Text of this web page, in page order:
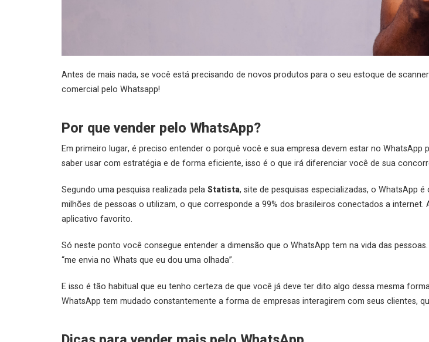
Antes de mais nada, se você está precisando de novos produtos para o seu estoque de
comercial pelo Whatsapp!
Por que vender pelo WhatsApp?
Em primeiro lugar, é preciso entender o porquê você e sua empresa devem estar no
saber usar com estratégia e de forma eficiente, isso é o que irá diferenciar você de sua
Segundo uma pesquisa realizada pelaStatista, site de pesquisas especializadas, o WhatsApp
milhões de pessoas o utilizam, o que corresponde a 99% dos brasileiros conectados a
aplicativo favorito.
Só neste ponto você consegue entender a dimensão que o WhatsApp tem na vida das
“me envia no Whats que eu dou uma olhada”.
E isso é tão habitual que eu tenho certeza de que você já deve ter dito algo dessa mesma
WhatsApp tem mudado constantemente a forma de empresas interagirem com seus clientes,